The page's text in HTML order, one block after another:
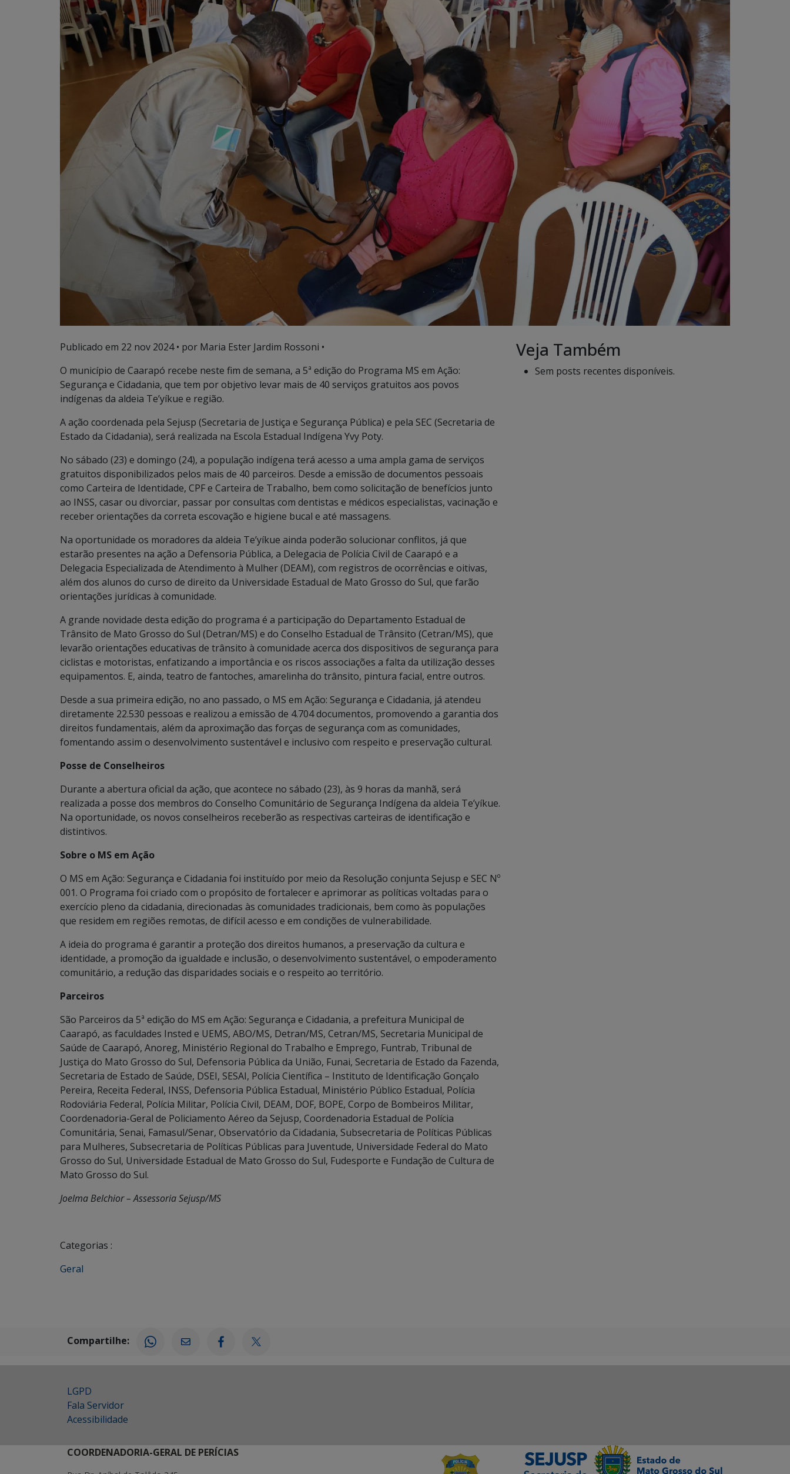
Publicado em 22 nov 2024• por Maria Ester Jardim Rossoni •
O município de Caarapó recebe neste fim de semana, a 5ª edição do Programa MS em Ação:
Segurança e Cidadania, que tem por objetivo levar mais de 40 serviços gratuitos aos povos
indígenas da aldeia Te’yíkue e região.
A ação coordenada pela Sejusp (Secretaria de Justiça e Segurança Pública) e pela SEC (Secretaria de
Estado da Cidadania), será realizada na Escola Estadual Indígena Yvy Poty.
No sábado (23) e domingo (24), a população indígena terá acesso a uma ampla gama de serviços
gratuitos disponibilizados pelos mais de 40 parceiros. Desde a emissão de documentos pessoais
como Carteira de Identidade, CPF e Carteira de Trabalho, bem como solicitação de benefícios junto
ao INSS, casar ou divorciar, passar por consultas com dentistas e médicos especialistas, vacinação e
receber orientações da correta escovação e higiene bucal e até massagens.
Na oportunidade os moradores da aldeia Te’yíkue ainda poderão solucionar conflitos, já que
estarão presentes na ação a Defensoria Pública, a Delegacia de Polícia Civil de Caarapó e a
Delegacia Especializada de Atendimento à Mulher (DEAM), com registros de ocorrências e oitivas,
além dos alunos do curso de direito da Universidade Estadual de Mato Grosso do Sul, que farão
orientações jurídicas à comunidade.
A grande novidade desta edição do programa é a participação do Departamento Estadual de
Trânsito de Mato Grosso do Sul (Detran/MS) e do Conselho Estadual de Trânsito (Cetran/MS), que
levarão orientações educativas de trânsito à comunidade acerca dos dispositivos de segurança para
ciclistas e motoristas, enfatizando a importância e os riscos associações a falta da utilização desses
equipamentos. E, ainda, teatro de fantoches, amarelinha do trânsito, pintura facial, entre outros.
Desde a sua primeira edição, no ano passado, o MS em Ação: Segurança e Cidadania, já atendeu
diretamente 22.530 pessoas e realizou a emissão de 4.704 documentos, promovendo a garantia dos
direitos fundamentais, além da aproximação das forças de segurança com as comunidades,
fomentando assim o desenvolvimento sustentável e inclusivo com respeito e preservação cultural.
Posse de Conselheiros
Durante a abertura oficial da ação, que acontece no sábado (23), às 9 horas da manhã, será
realizada a posse dos membros do Conselho Comunitário de Segurança Indígena da aldeia Te’yíkue.
Na oportunidade, os novos conselheiros receberão as respectivas carteiras de identificação e
distintivos.
Sobre o MS em Ação
O MS em Ação: Segurança e Cidadania foi instituído por meio da Resolução conjunta Sejusp e SEC Nº
001. O Programa foi criado com o propósito de fortalecer e aprimorar as políticas voltadas para o
exercício pleno da cidadania, direcionadas às comunidades tradicionais, bem como às populações
que residem em regiões remotas, de difícil acesso e em condições de vulnerabilidade.
A ideia do programa é garantir a proteção dos direitos humanos, a preservação da cultura e
identidade, a promoção da igualdade e inclusão, o desenvolvimento sustentável, o empoderamento
comunitário, a redução das disparidades sociais e o respeito ao território.
Parceiros
São Parceiros da 5ª edição do MS em Ação: Segurança e Cidadania, a prefeitura Municipal de
Caarapó, as faculdades Insted e UEMS, ABO/MS, Detran/MS, Cetran/MS, Secretaria Municipal de
Saúde de Caarapó, Anoreg, Ministério Regional do Trabalho e Emprego, Funtrab, Tribunal de
Justiça do Mato Grosso do Sul, Defensoria Pública da União, Funai, Secretaria de Estado da Fazenda,
Secretaria de Estado de Saúde, DSEI, SESAI, Polícia Científica – Instituto de Identificação Gonçalo
Pereira, Receita Federal, INSS, Defensoria Pública Estadual, Ministério Público Estadual, Polícia
Rodoviária Federal, Polícia Militar, Polícia Civil, DEAM, DOF, BOPE, Corpo de Bombeiros Militar,
Coordenadoria-Geral de Policiamento Aéreo da Sejusp, Coordenadoria Estadual de Polícia
Comunitária, Senai, Famasul/Senar, Observatório da Cidadania, Subsecretaria de Políticas Públicas
para Mulheres, Subsecretaria de Políticas Públicas para Juventude, Universidade Federal do Mato
Grosso do Sul, Universidade Estadual de Mato Grosso do Sul, Fudesporte e Fundação de Cultura de
Mato Grosso do Sul.
Joelma Belchior – Assessoria Sejusp/MS
Categorias :
Geral
Veja Também
Sem posts recentes disponíveis.
Compartilhe:
LGPD
Fala Servidor
Acessibilidade
COORDENADORIA-GERAL DE PERÍCIAS